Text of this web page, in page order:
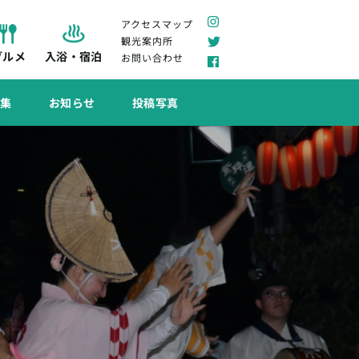
メ 入浴・宿泊
アクセスマップ
観光案内所
お問い合わせ
お知らせ 投稿写真